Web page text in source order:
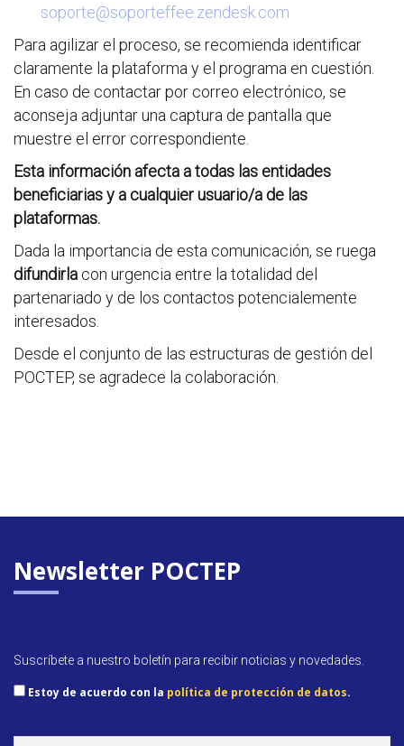
soporte@soporteffee.zendesk.com
Para agilizar el proceso, se recomienda identificar
claramente la plataforma y el programa en cuestión.
En caso de contactar por correo electrónico, se
aconseja adjuntar una captura de pantalla que
muestre el error correspondiente.
Esta información afecta a todas las entidades
beneficiarias y a cualquier usuario/a de las
plataformas.
Dada la importancia de esta comunicación, se ruega
difundirlacon urgencia entre la totalidad del
partenariado y de los contactos potencialemente
interesados.
Desde el conjunto de las estructuras de gestión del
POCTEP, se agradece la colaboración.
Newsletter POCTEP
Suscríbete a nuestro boletín para recibir noticias y novedades.
Estoy de acuerdo con la política de protección de datos.